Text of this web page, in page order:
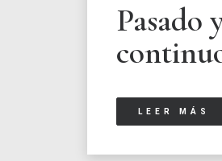
Pasado
LEER MÁS